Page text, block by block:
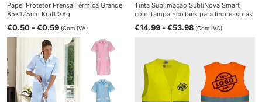
Papel Protetor Prensa Térmica Grande
85x125cm Kraft 38g
€0.50 -€0.59 (Com IVA)
Tinta Sublimação SubliNova Smart
com Tampa EcoTank para Impressoras
Sublimáticas
€14.99 -€53.98 (Com IVA)